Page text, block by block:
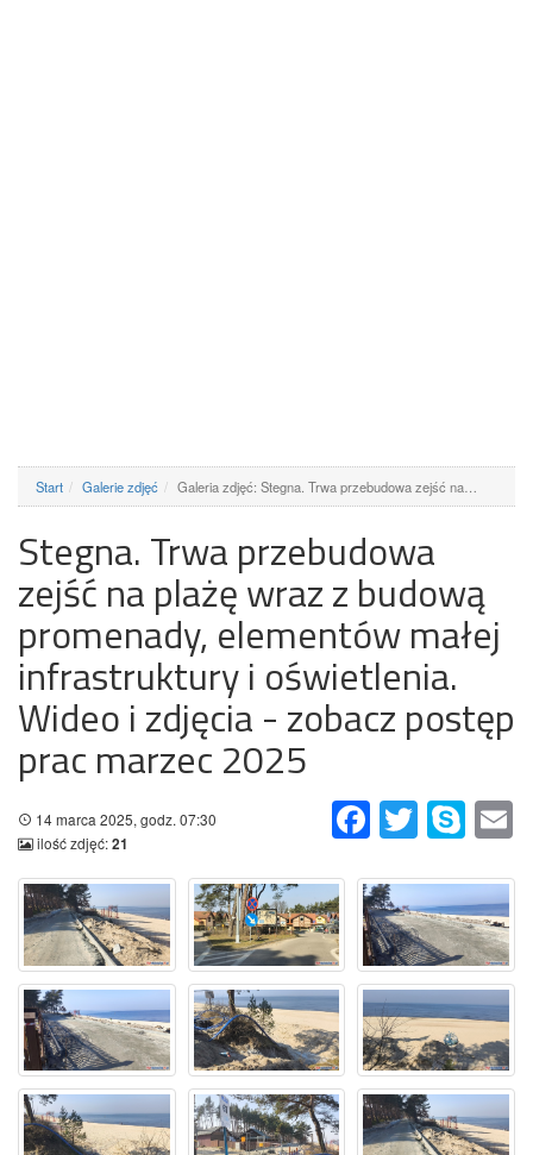
Start Galerie zdjęć Galeria zdjęć: Stegna. Trwa przebudowa zejść na…
Stegna. Trwa przebudowa
zejść na plażę wraz z budową
promenady, elementów małej
infrastruktury i oświetlenia.
Wideo i zdjęcia - zobacz postęp
prac marzec 2025
FacebookTwitter Skype
14 marca 2025, godz. 07:30
ilość zdjęć:21